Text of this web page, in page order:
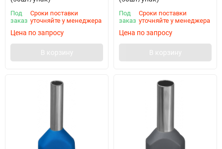
Под
заказ
Сроки поставки
уточняйте у менеджера
Цена по запросу
В корзину
Под
заказ
Сроки поставки
уточняйте у менеджера
Цена по запросу
В корзину